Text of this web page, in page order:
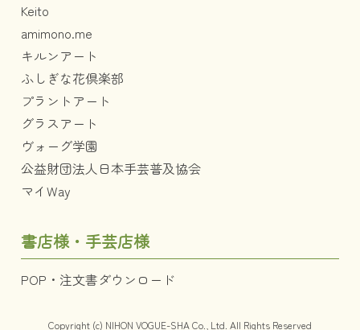
Keito
amimono.me
キルンアート
ふしぎな花倶楽部
プラントアート
グラスアート
ヴォーグ学園
公益財団法人日本手芸普及協会
マイWay
書店様・手芸店様
POP・注文書ダウンロード
Copyright (c) NIHON VOGUE-SHA Co., Ltd. All Rights Reserved